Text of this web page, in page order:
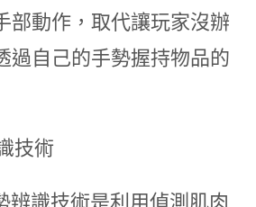
部動作，取代讓玩家沒辦
過自己的手勢握持物品的
辨識技術是利用偵測肌肉